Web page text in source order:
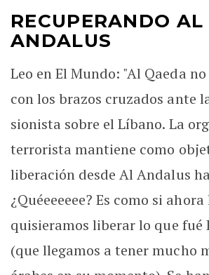
RECUPERANDO AL
ANDALUS
Leo en El Mundo: "Al Qaeda
con los brazos cruzados ante
sionista sobre el Líbano. La
terrorista mantiene como
liberación desde Al Andalus
¿Quéeeeeee? Es como si
quisieramos liberar lo que fué
(que llegamos a tener mucho